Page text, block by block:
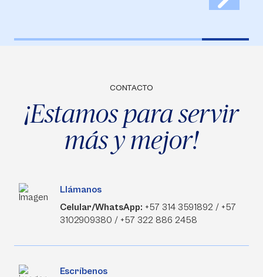
CONTACTO
¡Estamos para servir
más y mejor!
Llámanos
Celular/WhatsApp: +57 314 3591892 / +57
3102909380 / +57 322 886 2458
Escríbenos